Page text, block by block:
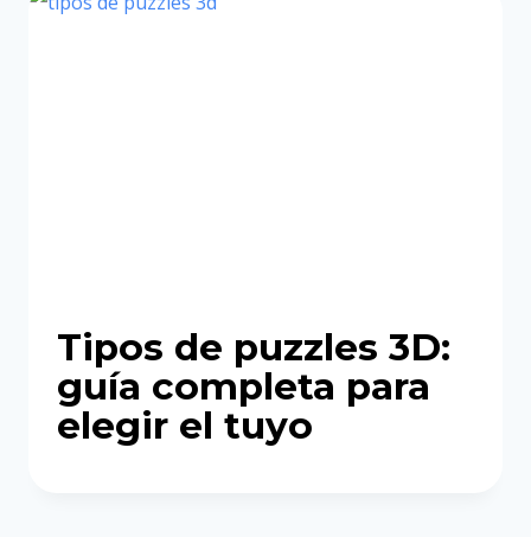
Tipos de puzzles 3D:
guía completa para
elegir el tuyo